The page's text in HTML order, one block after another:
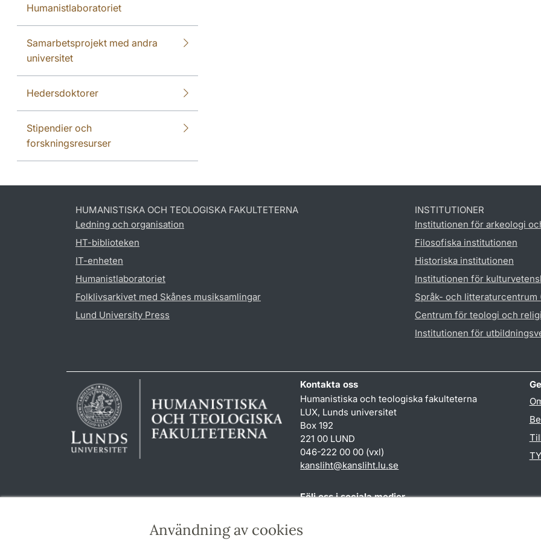
Användning av cookies
Humanistlaboratoriet
Samarbetsprojekt med andra
universitet
Hedersdoktorer
Stipendier och
forskningsresurser
HUMANISTISKA OCH TEOLOGISKA FAKULTETERNA
Ledning och organisation
HT-biblioteken
IT-enheten
Humanistlaboratoriet
Folklivsarkivet med Skånes musiksamlingar
Lund University Press
INSTITUTIONER
Institutionen för arkeologi
Filosofiska institutionen
Historiska institutionen
Institutionen för
Språk- och litteraturcentrum
Centrum för teologi och
Institutionen för
Kontakta oss
Humanistiska och teologiska fakulteterna
LUX, Lunds universitet
Box 192
221 00 LUND
046-222 00 00 (vxl)
kansliht@kansliht.lu.se
Följ oss i sociala medier